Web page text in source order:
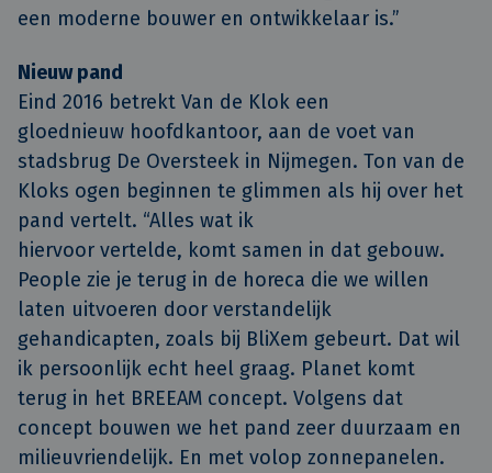
een moderne bouwer en ontwikkelaar is.”
Nieuw pand
Eind 2016 betrekt Van de Klok een
gloednieuw hoofdkantoor, aan de voet van
stadsbrug De Oversteek in Nijmegen. Ton van de
Kloks ogen beginnen te glimmen als hij over het
pand vertelt. “Alles wat ik
hiervoor vertelde, komt samen in dat gebouw.
People zie je terug in de horeca die we willen
laten uitvoeren door verstandelijk
gehandicapten, zoals bij BliXem gebeurt. Dat wil
ik persoonlijk echt heel graag. Planet komt
terug in het BREEAM concept. Volgens dat
concept bouwen we het pand zeer duurzaam en
milieuvriendelijk. En met volop zonnepanelen.